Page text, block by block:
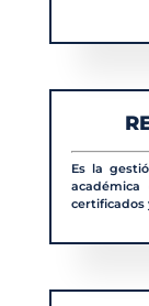
Es la
certificados